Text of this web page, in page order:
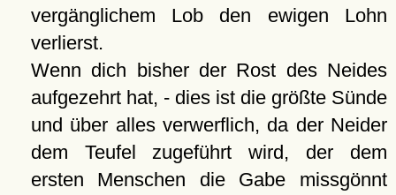
vergänglichem Lob den ewigen Lohn
verlierst.
Wenn dich bisher der Rost des Neides
aufgezehrt hat, - dies ist die größte Sünde
und über alles verwerflich, da der Neider
dem Teufel zugeführt wird, der dem
ersten Menschen die Gabe missgönnt